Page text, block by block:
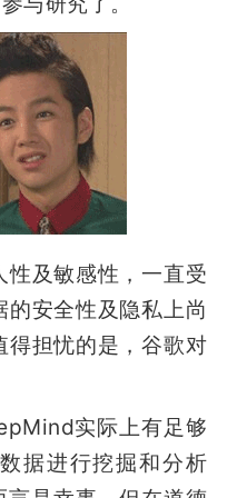
性及敏感性，一直受
安全性及隐私上尚
得担忧的是，谷歌对
实际上有足够
据进行挖掘和分析